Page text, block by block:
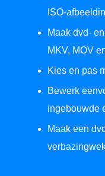
ISO-
Maak dvd-
MKV, MOV
Kies en pas
Bewerk
ingebouwde
Maak een